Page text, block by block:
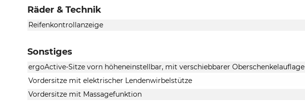
Räder & Technik
Reifenkontrollanzeige
Sonstiges
ergoActive-Sitze vorn höheneinstellbar, mit verschiebbarer Oberschenkelauflage
Vordersitze mit elektrischer Lendenwirbelstütze
Vordersitze mit Massagefunktion